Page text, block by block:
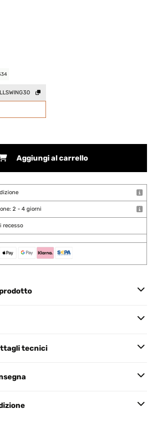
Aggiungi al carrello
2 - 4 giorni
recesso
tecnici